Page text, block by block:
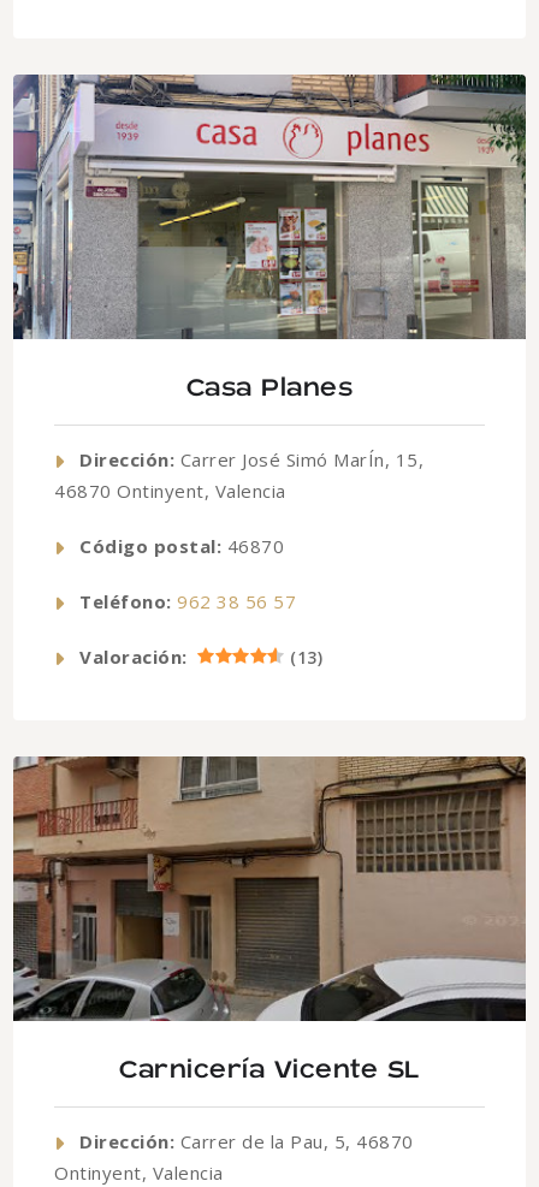
Casa Planes
Dirección: Carrer José Simó MarÍn, 15,
46870 Ontinyent, Valencia
Código postal: 46870
Teléfono: 962 38 56 57
Valoración: (13)
Carnicería Vicente SL
Dirección: Carrer de la Pau, 5, 46870
Ontinyent, Valencia